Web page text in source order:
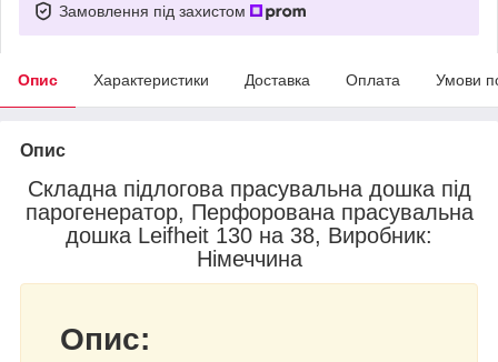
Замовлення під захистом
Опис Характеристики Доставка Оплата Умови
Опис
Складна підлогова прасувальна дошка під
парогенератор, Перфорована прасувальна
дошка Leifheit 130 на 38, Виробник:
Німеччина
Опис: